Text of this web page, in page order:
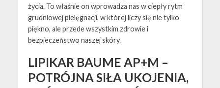
życia. To właśnie on wprowadza nas w ciepły rytm
grudniowej pielęgnacji, w której liczy się nie tylko
piękno, ale przede wszystkim zdrowie i
bezpieczeństwo naszej skóry.
LIPIKAR BAUME AP+M –
POTRÓJNA SIŁA UKOJENIA,